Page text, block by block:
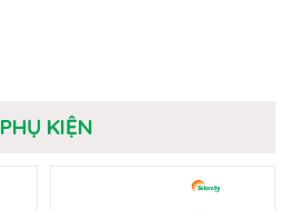
PHỤ KIỆN